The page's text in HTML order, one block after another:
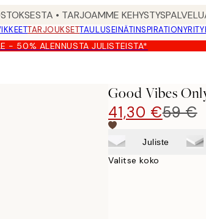
• TARJOAMME
TARJOUKSETTAULUSEINÄTINSPIRATION
- 50% ALENNUSTA JULISTEISTA*
Good Vibes
41,30 €59 €
Juliste
Valitse koko